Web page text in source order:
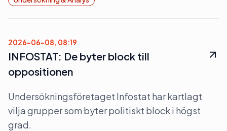
2026-06-08, 08:19
INFOSTAT: De byter block till
oppositionen
Undersökningsföretaget Infostat har kartlagt
vilja grupper som byter politiskt block i högst
grad.